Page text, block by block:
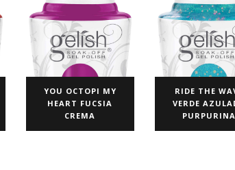
YOU OCTOPI MY
HEART FUCSIA
CREMA
RIDE THE
VERDE
PURPURINA